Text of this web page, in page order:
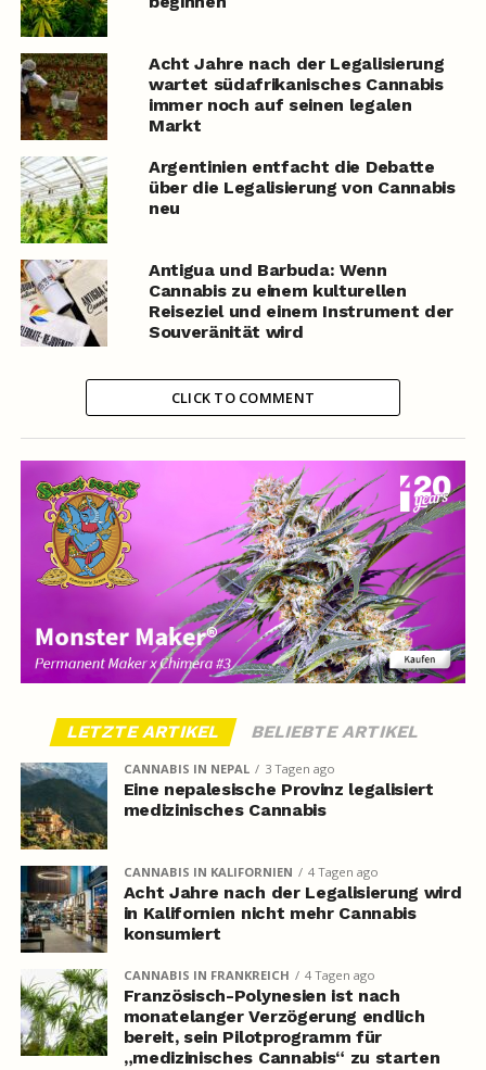
Acht Jahre nach der Legalisierung
wartet südafrikanisches Cannabis
immer noch auf seinen legalen
Markt
Argentinien entfacht die Debatte
über die Legalisierung von Cannabis
neu
Antigua und Barbuda: Wenn
Cannabis zu einem kulturellen
Reiseziel und einem Instrument der
Souveränität wird
CLICK TO COMMENT
LETZTE ARTIKEL BELIEBTE ARTIKEL
CANNABIS IN NEPAL 3 Tagen ago
Eine nepalesische Provinz legalisiert
medizinisches Cannabis
CANNABIS IN KALIFORNIEN 4 Tagen ago
Acht Jahre nach der Legalisierung wird
in Kalifornien nicht mehr Cannabis
konsumiert
CANNABIS IN FRANKREICH 4 Tagen ago
Französisch-Polynesien ist nach
monatelanger Verzögerung endlich
bereit, sein Pilotprogramm für
„medizinisches Cannabis“ zu starten